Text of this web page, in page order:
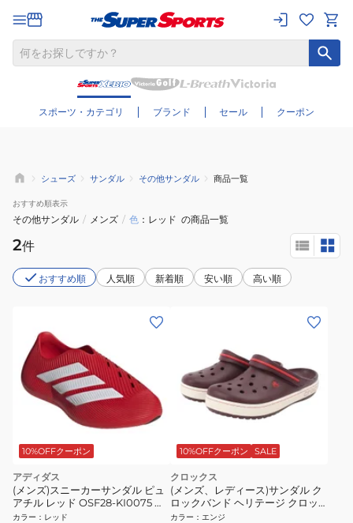
スポーツ・カテゴリ ブランド セール クーポン
さらに絞り込む
シューズ サンダル その他サンダル 商品一覧
おすすめ順表示
その他サンダル / メンズ / 色 レッド の商品一覧
2件
おすすめ順 人気順 新着順 安い順 高い順
10%OFFクーポン
アディダス
(メンズ)スニーカーサンダル ピュ
アチル レッド OSF28-KI0075 サ
ンダル
カラー ： レッド
10%OFFクーポン SALE
クロックス
(メンズ、レディース)サンダル ク
ロックバンド ヘリテージ クロッ
グ エンジ 213224-7CU
カラー ： エンジ